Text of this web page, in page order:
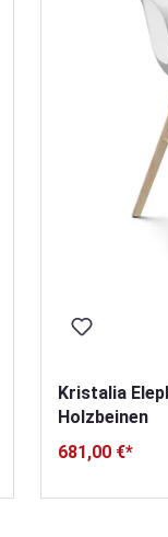
Kristalia
Holzbeinen
681,00 €*